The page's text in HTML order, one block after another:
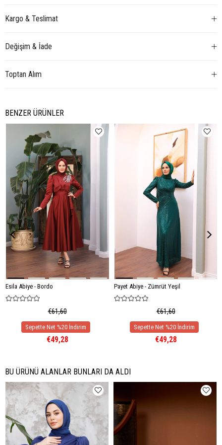
Kargo & Teslimat
Değişim & İade
Toptan Alım
BENZER ÜRÜNLER
Esila Abiye - Bordo
€61,60
€49,28
Payet Abiye - Zümrüt Yeşil
€61,60
€49,28
BU ÜRÜNÜ ALANLAR BUNLARI DA ALDI